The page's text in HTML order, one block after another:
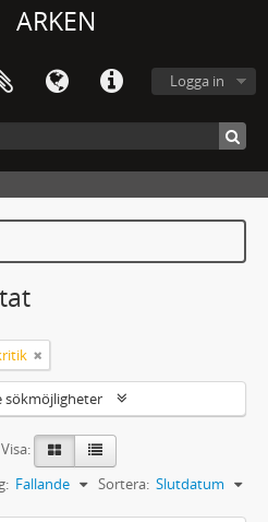
ARKEN
Logga in
sökmöjligheter
Visa:
Sortera: Slutdatum
Fallande